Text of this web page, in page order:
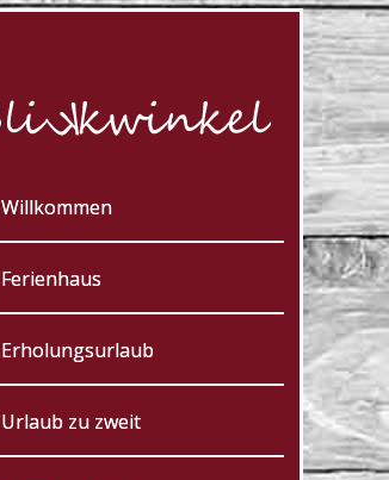
Willkommen
Ferienhaus
Erholungsurlaub
Urlaub zu zweit